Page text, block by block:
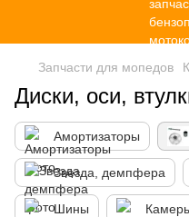
Запчасти для мопедов
Диски, оси,
Амортизаторы
Звезда, демпфера
Шины